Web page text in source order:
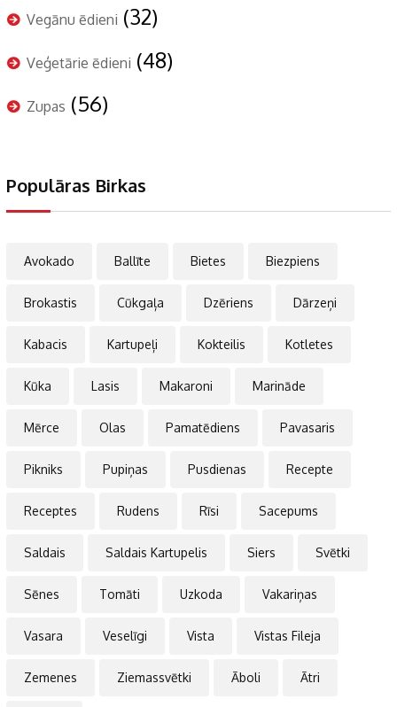
Vegānu ēdieni (32)
Veģetārie ēdieni (48)
Zupas (56)
Populāras Birkas
Avokado Ballīte Bietes Biezpiens
Brokastis Cūkgaļa Dzēriens Dārzeņi
Kabacis Kartupeļi Kokteilis Kotletes
Kūka Lasis Makaroni Marināde
Mērce Olas Pamatēdiens Pavasaris
Pikniks Pupiņas Pusdienas Recepte
Receptes Rudens Rīsi Sacepums
Saldais Saldais Kartupelis Siers Svētki
Sēnes Tomāti Uzkoda Vakariņas
Vasara Veselīgi Vista Vistas Fileja
Zemenes Ziemassvētki Āboli Ātri